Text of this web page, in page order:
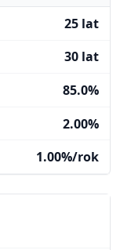
25 lat
30 lat
85.0%
2.00%
1.00%/rok